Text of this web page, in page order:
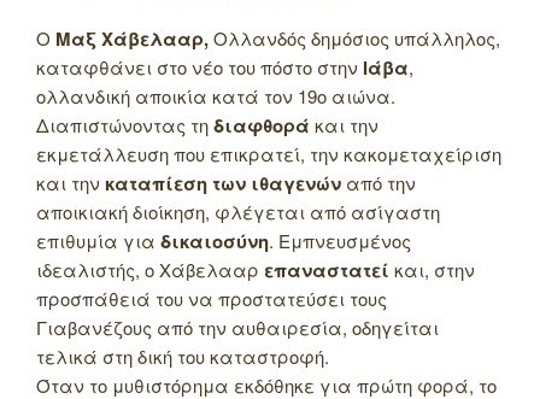
Ο Μαξ Χάβελααρ,Ολλανδός δημόσιος υπάλληλος,
καταφθάνει στο νέο του πόστο στην Ιάβα,
ολλανδική αποικία κατά τον 19ο αιώνα.
Διαπιστώνοντας τηδιαφθορά και την
εκμετάλλευση που επικρατεί, την κακομεταχείριση
και την καταπίεση των ιθαγενών από την
αποικιακή διοίκηση, φλέγεται από ασίγαστη
επιθυμία για δικαιοσύνη. Εμπνευσμένος
ιδεαλιστής, ο Χάβελααρ επαναστατεί και, στην
προσπάθειά του να προστατεύσει τους
Γιαβανέζους από την αυθαιρεσία, οδηγείται
τελικά στη δική του καταστροφή.
Όταν το μυθιστόρημα εκδόθηκε για πρώτη φορά, το